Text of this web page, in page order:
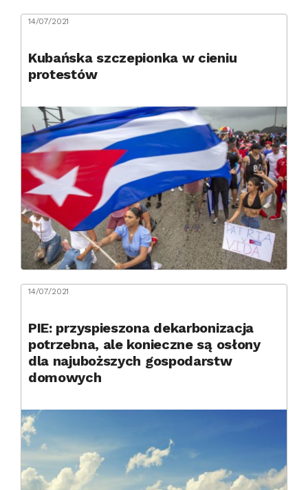
14/07/2021
Kubańska szczepionka w cieniu
protestów
14/07/2021
PIE: przyspieszona dekarbonizacja
potrzebna, ale konieczne są osłony
dla najuboższych gospodarstw
domowych